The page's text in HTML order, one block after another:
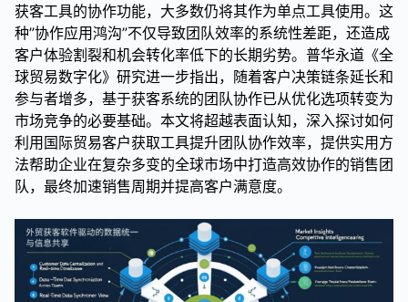
获客工具的协作功能，大多数仍将其作为单点工具使用。这
种”协作应用鸿沟”不仅导致团队效率的系统性差距，还造成
客户体验割裂和机会转化率低下的长期劣势。普华永道《全
球贸易数字化》研究进一步指出，随着客户决策链条延长和
参与者增多，基于获客系统的团队协作已从优化选项转变为
市场竞争的必要基础。本文将超越表面认知，深入探讨如何
利用国际贸易客户获取工具提升团队协作效率，提供实用方
法帮助企业在复杂多变的全球市场中打造高效协作的销售团
队，最终加速销售周期并提高客户满意度。